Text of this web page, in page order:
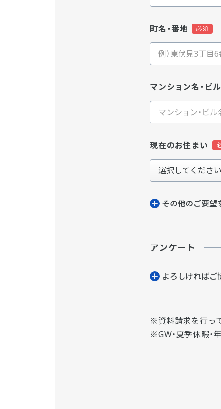
町名・番地
マンション名・ビ
現在のお住まい
その他のご要望
アンケート
よろしければご
資料請求を行っ
GW・夏季休暇